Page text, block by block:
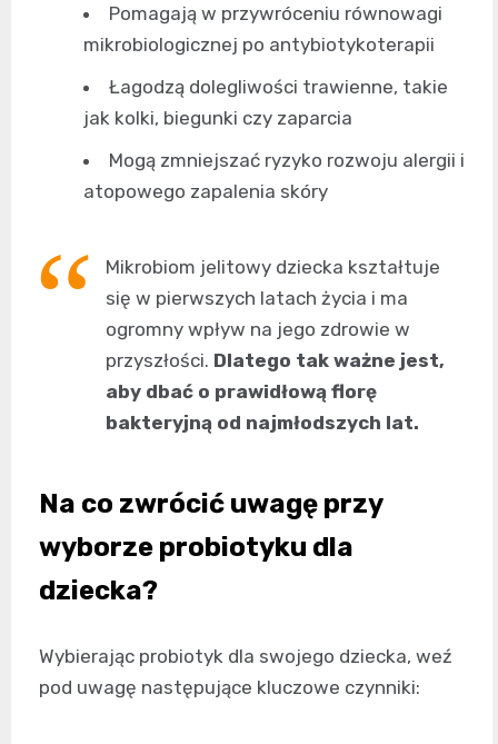
Pomagają w przywróceniu równowagi
mikrobiologicznej po antybiotykoterapii
Łagodzą dolegliwości trawienne, takie
jak kolki, biegunki czy zaparcia
Mogą zmniejszać ryzyko rozwoju alergii i
atopowego zapalenia skóry
Mikrobiom jelitowy dziecka kształtuje
się w pierwszych latach życia i ma
ogromny wpływ na jego zdrowie w
przyszłości. Dlatego tak ważne jest,
aby dbać o prawidłową florę
bakteryjną od najmłodszych lat.
Na co zwrócić uwagę przy
wyborze probiotyku dla
dziecka?
Wybierając probiotyk dla swojego dziecka, weź
pod uwagę następujące kluczowe czynniki: